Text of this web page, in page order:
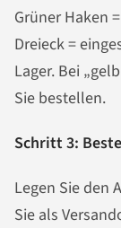
Grüner Haken
Dreieck =
Lager. Bei
Sie bestellen.
Schritt 3:
Legen Sie den
Sie als